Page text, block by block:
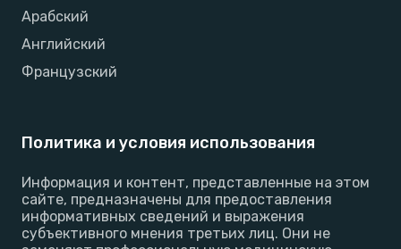
Арабский
Английский
Французский
Политика и условия использования
Информация и контент, представленные на этом
сайте, предназначены для предоставления
информативных сведений и выражения
субъективного мнения третьих лиц. Они не